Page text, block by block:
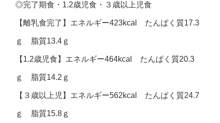
◎完了期食・1.2歳児食・３歳以上児食
【離乳食完了】エネルギー423kcal たんぱく質17.3
ｇ 脂質13.4ｇ
【1.2歳児食】エネルギー464kcal たんぱく質20.3
ｇ 脂質14.2ｇ
【３歳以上児】エネルギー562kcal たんぱく質24.7
ｇ 脂質15.8ｇ